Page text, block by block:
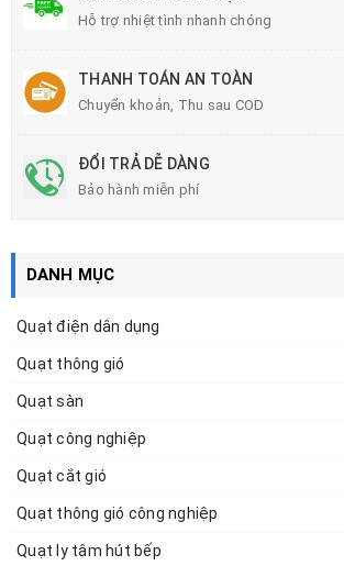
Hỗ trợ nhiệt tình nhanh chóng
THANH TOÁN AN TOÀN
Chuyển khoản, Thu sau COD
ĐỔI TRẢ DỄ DÀNG
Bảo hành miễn phí
DANH MỤC
Quạt điện dân dụng
Quạt thông gió
Quạt sàn
Quạt công nghiệp
Quạt cắt gió
Quạt thông gió công nghiệp
Quạt ly tâm hút bếp